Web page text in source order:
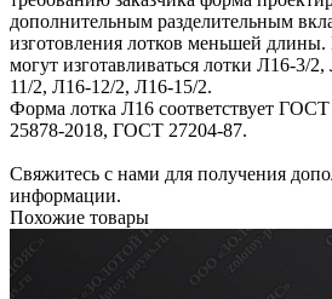
дополнительным разделительным
изготовления лотков меньшей
могут изготавливаться лотки Л16-3/
11/2, Л16-12/2, Л16-15/2.
Форма лотка Л16 соответствует
25878-2018, ГОСТ 27204-87.
Свяжитесь с нами для получения
информации.
Похожие товары